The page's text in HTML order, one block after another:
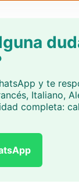
y te
Italiano,
completa: